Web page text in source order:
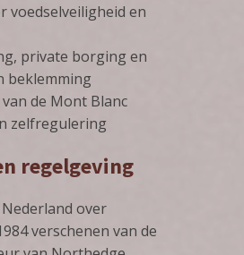
voedselveiligheid en
private borging en
beklemming
de Mont Blanc
zelfregulering
regelgeving
over
verschenen van de